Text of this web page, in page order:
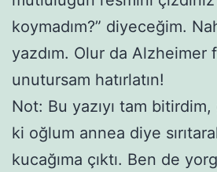
koymadım?” diyeceğim.
yazdım. Olur da Alzheimer
unutursam hatırlatın!
Not: Bu yazıyı tam
ki oğlum annea diye
kucağıma çıktı. Ben de